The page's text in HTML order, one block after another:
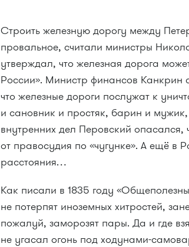
Строить железную дорогу между
провальное, считали министры
утверждал, что железная дорога
России». Министр финансов Канкрин
что железные дороги послужат к
и сановник и простяк, барин и
внутренних дел Перовский опасался,
от правосудия по «чугунке». А ещё в
расстояния…
Как писали в 1835 году
не потерпят иноземных хитростей,
пожалуй, заморозят пары. Да и где
не угасал огонь под ходунами-